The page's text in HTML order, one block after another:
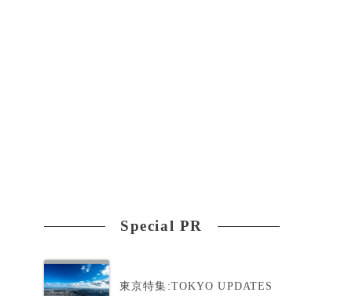
Special PR
東京特集:TOKYO UPDATES